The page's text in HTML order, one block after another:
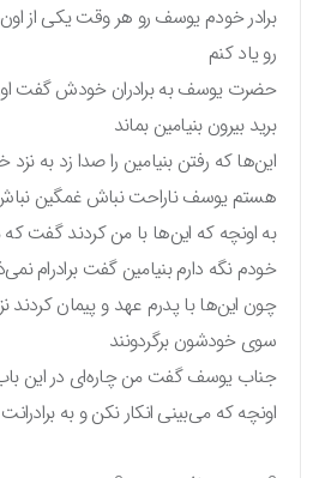
برادر خودم یوسف رو هر وقت یکی از
رو یاد کنم
حضرت یوسف به برادران خودش گفت
برید بیرون بنیامین بماند
این‌ها که رفتن بنیامین را صدا زد به نزد
هستم یوسف ناراحت نباش غمگین نباش
به اونچه که این‌ها با من کردند گفت که
خودم نگه دارم بنیامین گفت برادرام
چون این‌ها با پدرم عهد و پیمان کردند
سوی خودشون برگردونند
جناب یوسف گفت من چاره‌ای در این باب
اونچه که می‌بینی انکار نکن و به برادرانت